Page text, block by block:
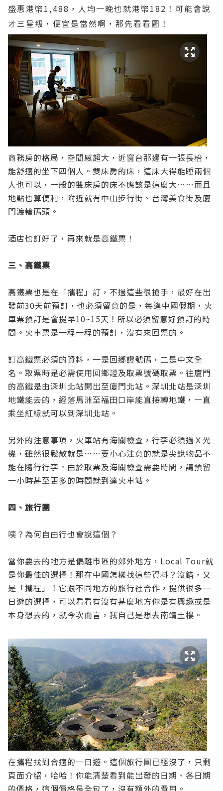
盛惠港幣1,488，人均一晚也就港幣182！可能會說
才三星級，便宜是當然啊，那先看看圖！
商務房的格局，空間感超大，近窗台那邊有一張長枱，
能舒適的坐下四個人。雙床房的床，這床大得能睡兩個
人也可以，一般的雙床房的床不應該是這麼大……而且
地點也算便利，附近就有中山步行街、台灣美食街及廈
門渡輪碼頭。
酒店也訂好了，再來就是高鐵票！
三、高鐵票
高鐵票也是在「攜程」訂，不過這些很搶手，最好在出
發前30天前預訂，也必須留意的是，每逢中國假期，火
車票預訂是會提早10~15天！所以必須留意好預訂的時
間。火車票是一程一程的預訂，沒有來回票的。
訂高鐵票必須的資料，一是回鄉證號碼，二是中文全
名。取票時是必需使用回鄉證及取票號碼取票。往廈門
的高鐵是由深圳北站開出至廈門北站。深圳北站是深圳
地鐵能去的，經落馬洲至福田口岸能直接轉地鐵，一直
乘坐紅線就可以到深圳北站。
另外的注意事項，火車站有海關檢查，行李必須過Ｘ光
機，雖然很鬆散就是……要小心注意的就是尖銳物品不
能在隨行行李。由於取票及海關檢查需要時間，請預留
一小時甚至更多的時間就到達火車站。
四、旅行團
咦？為何自由行也會說這個？
當你要去的地方是偏離市區的郊外地方，Local Tour就
是你最佳的選擇！那在中國怎樣找這些資料？沒錯，又
是「攜程」！它跟不同地方的旅行社合作，提供很多一
日遊的選擇，可以看看有沒有甚麼地方你是有興趣或是
本身想去的，就今次而言，我自己是想去南靖土樓。
在攜程找到合適的一日遊。這個旅行團已經沒了，只剩
頁面介紹，哈哈！你能清楚看到能出發的日期、各日期
的價格，這個價格是全包了，沒有額外的費用。